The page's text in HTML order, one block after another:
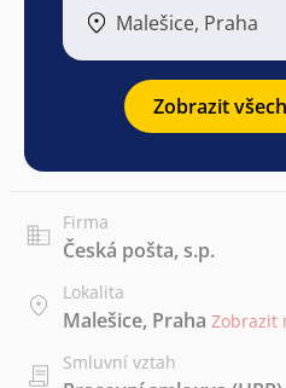
Malešice, Praha
Zobrazit
Firma
Česká pošta, s.p.
Lokalita
Malešice, Praha Zobrazit
Smluvní vztah